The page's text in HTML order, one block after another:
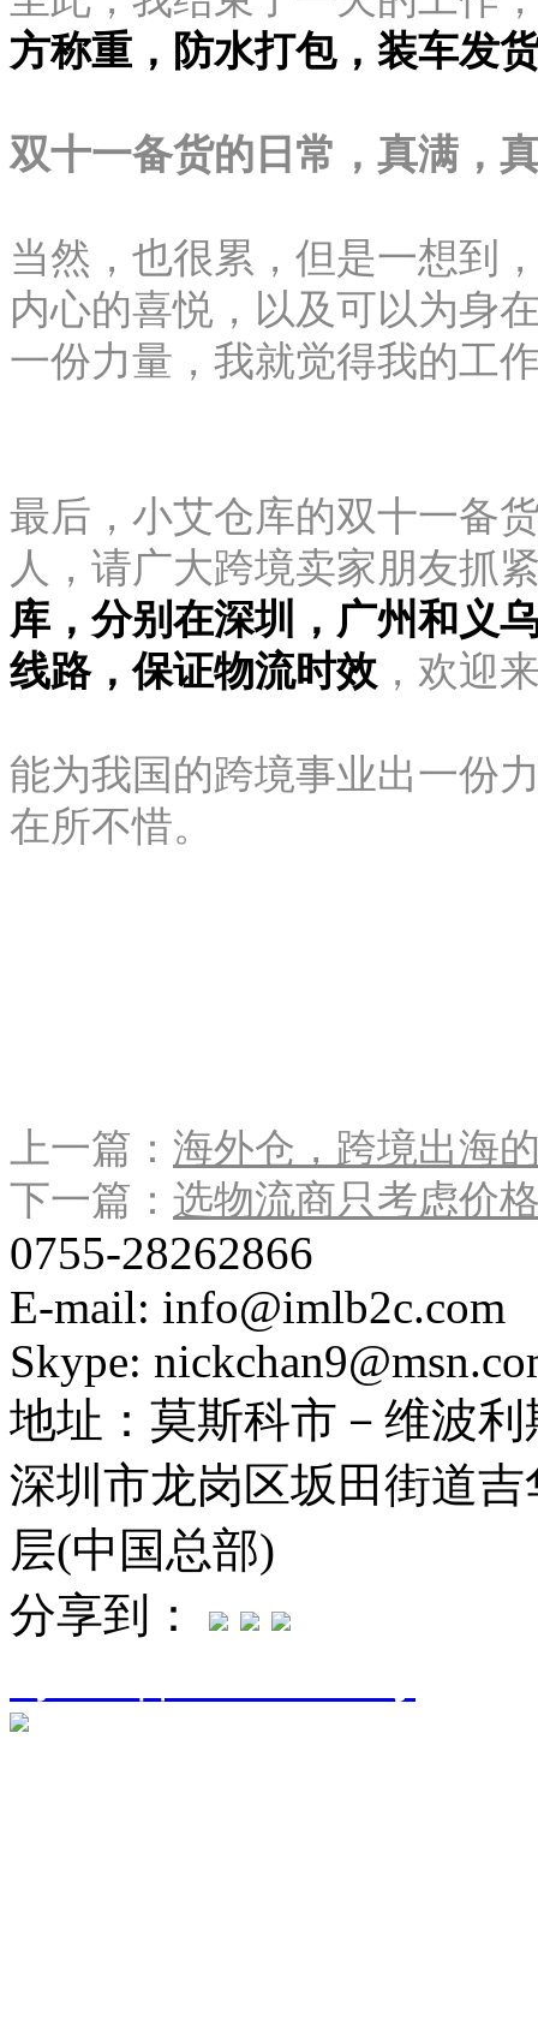
方称重，防水打包，装车发
双十一备货的日常，真满，
当然，也很累，但是一想到
内心的喜悦，以及可以为身
一份力量，我就觉得我的工
最后，小艾仓库的双十一备
人，请广大跨境卖家朋友抓
库，分别在深圳，广州和义
线路，保证物流时效 ，欢迎
能为我国的跨境事业出一份
在所不惜。
上一篇： 海外仓，跨境出海
下一篇： 选物流商只考虑价
0755-28262866
E-mail: info@imlb2c.com
Skype:
地址： 莫斯科市－维波
深圳市龙岗区坂田街道
层(中国总部)
分享到：